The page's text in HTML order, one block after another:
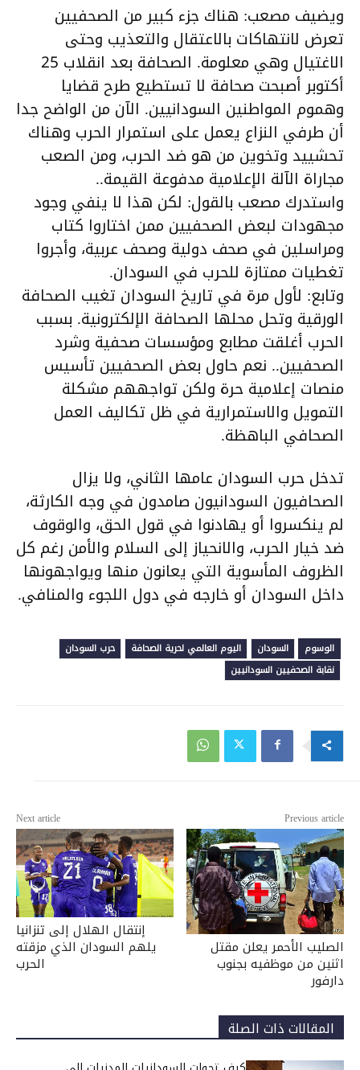
ويضيف مصعب: هناك جزء كبير من الصحفيين
تعرض لانتهاكات بالاعتقال والتعذيب وحتى
الاغتيال وهي معلومة. الصحافة بعد انقلاب 25
أكتوبر أصبحت صحافة لا تستطيع طرح قضايا
وهموم المواطنين السودانيين. الآن من الواضح جدا
أن طرفي النزاع يعمل على استمرار الحرب وهناك
تحشييد وتخوين من هو ضد الحرب، ومن الصعب
مجاراة الآلة الإعلامية مدفوعة القيمة..
واستدرك مصعب بالقول: لكن هذا لا ينفي وجود
مجهودات لبعض الصحفيين ممن اختاروا كتاب
ومراسلين في صحف دولية وصحف عربية، وأجروا
تغطيات ممتازة للحرب في السودان.
وتابع: لأول مرة في تاريخ السودان تغيب الصحافة
الورقية وتحل محلها الصحافة الإلكترونية. بسبب
الحرب أغلقت مطابع ومؤسسات صحفية وشرد
الصحفيين.. نعم حاول بعض الصحفيين تأسيس
منصات إعلامية حرة ولكن تواجههم مشكلة
التمويل والاستمرارية في ظل تكاليف العمل
الصحافي الباهظة.
تدخل حرب السودان عامها الثاني، ولا يزال
الصحافيون السودانيون صامدون في وجه الكارثة،
لم ينكسروا أو يهادنوا في قول الحق، والوقوف
ضد خيار الحرب، والانحياز إلى السلام والأمن رغم كل
الظروف المأسوية التي يعانون منها ويواجهونها
داخل السودان أو خارجه في دول اللجوء والمنافي.
الوسوم السودان اليوم العالمي لحرية الصحافة
حرب السودان
نقابة الصحفيين السودانيين
Previous article
الصليب الأحمر يعلن مقتل
اثنين من موظفيه بجنوب
دارفور
Next article
إنتقال الهلال إلى تنزانيا
يلهم السودان الذي مزقته
الحرب
المقالات ذات الصلة